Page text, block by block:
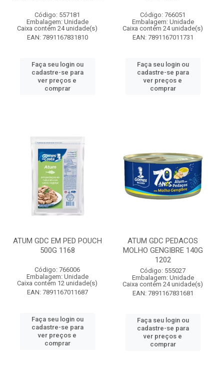
Código: 557181
Embalagem: Unidade
Caixa contém 24 unidade(s)
EAN: 7891167831810
Faça seu login ou
cadastre-se para
ver preços e
comprar
Código: 766051
Embalagem: Unidade
Caixa contém 24 unidade(s)
EAN: 7891167011731
Faça seu login ou
cadastre-se para
ver preços e
comprar
ATUM GDC EM PED POUCH
500G 1168
Código: 766006
Embalagem: Unidade
Caixa contém 12 unidade(s)
EAN: 7891167011687
Faça seu login ou
cadastre-se para
ver preços e
comprar
ATUM GDC PEDACOS
MOLHO GENGIBRE 140G
1202
Código: 555027
Embalagem: Unidade
Caixa contém 24 unidade(s)
EAN: 7891167831681
Faça seu login ou
cadastre-se para
ver preços e
comprar